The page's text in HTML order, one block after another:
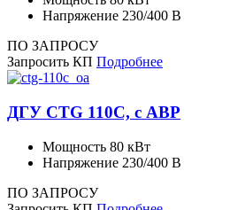
Напряжение 230/400 В
ПО ЗАПРОСУ
Запросить КП Подробнее
ДГУ CTG 110C, с АВР
Мощность 80 кВт
Напряжение 230/400 В
ПО ЗАПРОСУ